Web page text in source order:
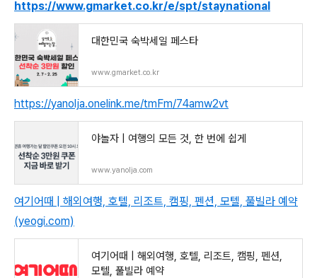
https://www.gmarket.co.kr/e/spt/staynational
대한민국 숙박세일 페스타
www.gmarket.co.kr
https://yanolja.onelink.me/tmFm/74amw2vt
야놀자 | 여행의 모든 것, 한 번에 쉽게
www.yanolja.com
여기어때 | 해외여행, 호텔, 리조트, 캠핑, 펜션, 모텔, 풀빌라 예약
(yeogi.com)
여기어때 | 해외여행, 호텔, 리조트, 캠핑, 펜션,
모텔, 풀빌라 예약